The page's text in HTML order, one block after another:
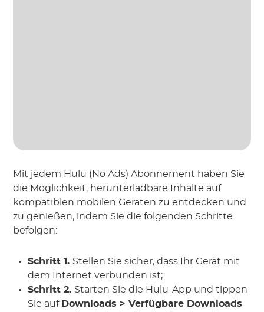
Mit jedem Hulu (No Ads) Abonnement haben Sie
die Möglichkeit, herunterladbare Inhalte auf
kompatiblen mobilen Geräten zu entdecken und
zu genießen, indem Sie die folgenden Schritte
befolgen:
Schritt 1. Stellen Sie sicher, dass Ihr Gerät mit
dem Internet verbunden ist;
Schritt 2. Starten Sie die Hulu-App und tippen
Sie auf Downloads > Verfügbare Downloads